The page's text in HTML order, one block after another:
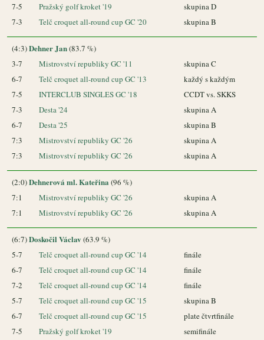
7-5
Pražský golf kroket '19
skupina D
7-3
Telč croquet all-round cup GC '20 skupina B
(4:3)Dehner Jan(83.7 %)
3-7
Mistrovství republiky GC '11
skupina C
6-7
Telč croquet all-round cup GC '13
každý s každým
7-5
INTERCLUB SINGLES GC '18
CCDT vs. SKKS
7-3
Desta '24
skupina A
6-7
Desta '25
skupina B
7:3
Mistrovství republiky GC '26
skupina A
7:3
Mistrovství republiky GC '26 skupina A
(2:0)Dehnerová ml. Kateřina (96 %)
7:1
Mistrovství republiky GC '26
skupina A
7:1
Mistrovství republiky GC '26 skupina A
(6:7)Doskočil Václav (63.9 %)
5-7
Telč croquet all-round cup GC '14
finále
6-7
Telč croquet all-round cup GC '14
finále
7-2
Telč croquet all-round cup GC '14
finále
5-7
Telč croquet all-round cup GC '15
skupina B
6-7
Telč croquet all-round cup GC '15
plate čtvrtfinále
7-5
Pražský golf kroket '19
semifinále